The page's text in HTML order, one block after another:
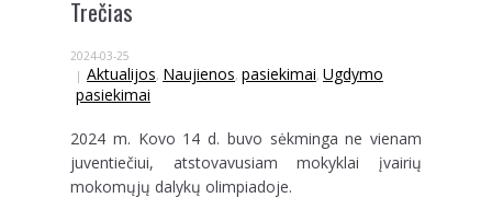
Trečias
2024-03-25
Aktualijos, Naujienos, pasiekimai, Ugdymo
pasiekimai
2024 m. Kovo 14 d. buvo sėkminga ne vienam
juventiečiui, atstovavusiam mokyklai įvairių
mokomųjų dalykų olimpiadoje.